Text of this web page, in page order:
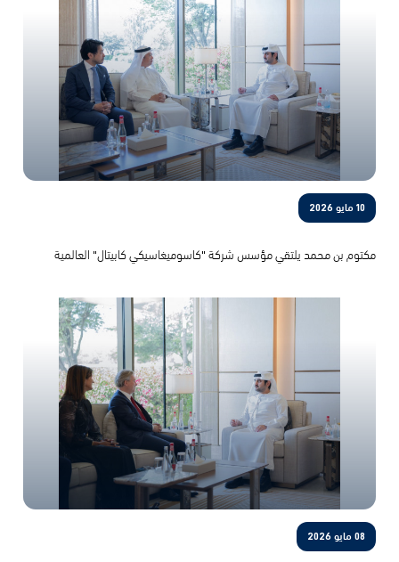
تاريخ أسرة آل مكتوم
المناصب والمسؤوليات
المركز الإعلامي
10 مايو 2026
مكتوم بن محمد يلتقي مؤسس شركة "كاسوميغاسيكي كابيتال" العالمية
08 مايو 2026